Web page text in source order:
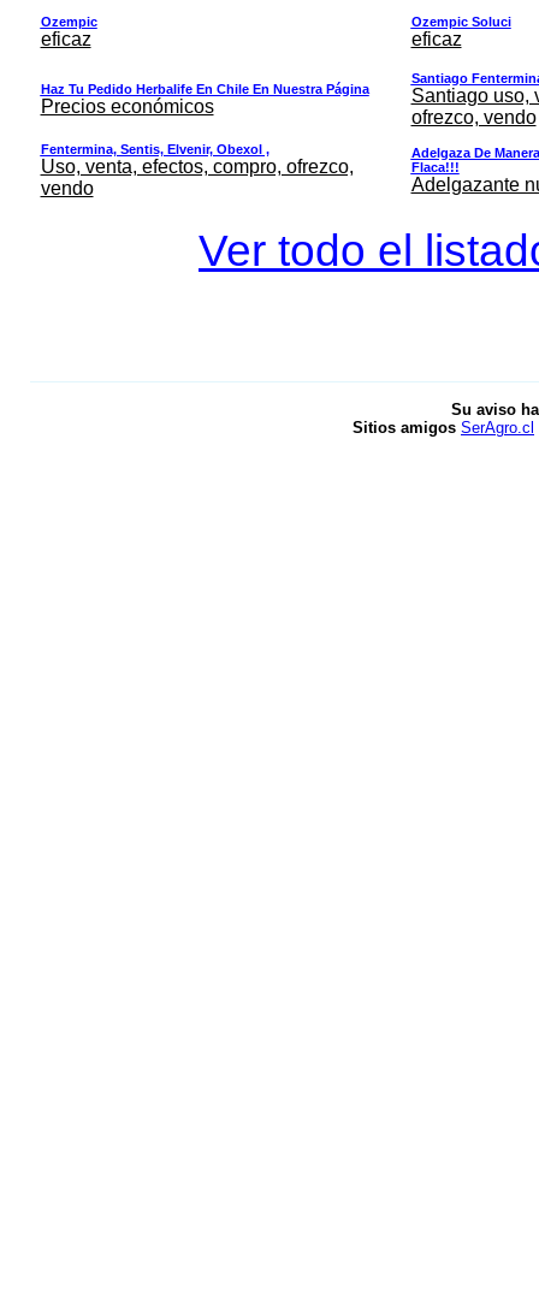
Ozempic
eficaz
Ozempic Soluci
eficaz
Haz Tu Pedido Herbalife En Chile En Nuestra Página
Precios económicos
Santiago
Santiago uso,
ofrezco, vendo
Fentermina, Sentis, Elvenir, Obexol ,
Uso, venta, efectos, compro, ofrezco,
vendo
Adelgaza De
Flaca!!!
Adelgazante
Ver todo el
Su aviso
Sitios amigos SerAgro.cl